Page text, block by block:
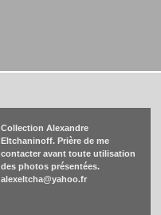
Collection Alexandre
Eltchaninoff. Prière de me
contacter avant toute utilisation
des photos présentées.
alexeltcha@yahoo.fr